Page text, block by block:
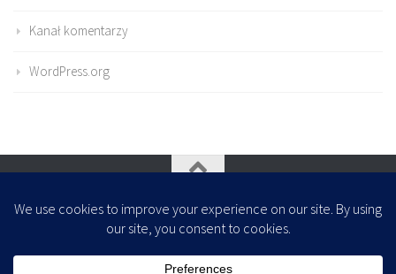
Kanał komentarzy
WordPress.org